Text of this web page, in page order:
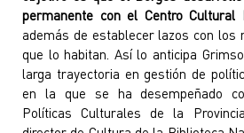
permanente con el Centro Cultural
además de establecer lazos con los
que lo habitan. Así lo anticipa
larga trayectoria en gestión de
en la que se ha desempeñado
Políticas Culturales de la